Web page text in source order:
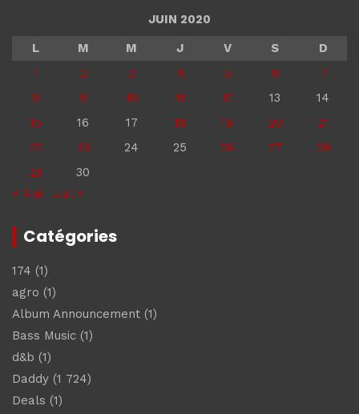
JUIN 2020
L
M M J V S
D
1
2 3 4 5 6
7
8
9 10 11 12 13
14
15
16 17 18 19 20
21
22
23 24 25 26 27
28
29
30
« Mai
Juil »
Catégories
174 (1)
agro (1)
Album Announcement (1)
Bass Music (1)
d&b (1)
Daddy (1 724)
Deals (1)